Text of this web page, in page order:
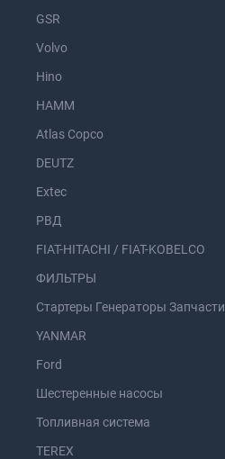
GSR
Volvo
Hino
HAMM
Atlas Copco
DEUTZ
Extec
РВД
FIAT-HITACHI / FIAT-KOBELCO
ФИЛЬТРЫ
Стартеры Генераторы Запчасти
YANMAR
Ford
Шестеренные насосы
Топливная система
TEREX